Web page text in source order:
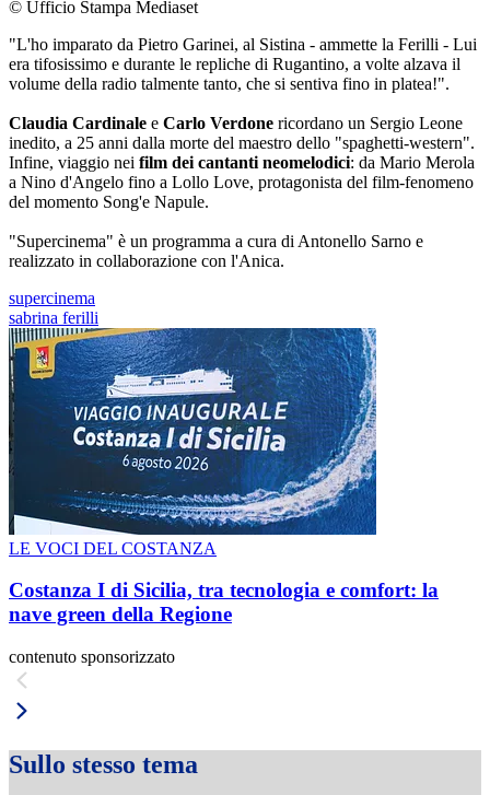
© Ufficio Stampa Mediaset
"L'ho imparato da Pietro Garinei, al Sistina - ammette la Ferilli - Lui
era tifosissimo e durante le repliche di Rugantino, a volte alzava il
volume della radio talmente tanto, che si sentiva fino in platea!".
Claudia Cardinale e Carlo Verdone ricordano un Sergio Leone
inedito, a 25 anni dalla morte del maestro dello "spaghetti-western".
Infine, viaggio nei film dei cantanti neomelodici: da Mario Merola
a Nino d'Angelo fino a Lollo Love, protagonista del film-fenomeno
del momento Song'e Napule.
"Supercinema" è un programma a cura di Antonello Sarno e
realizzato in collaborazione con l'Anica.
supercinema
sabrina ferilli
LE VOCI DEL COSTANZA
Costanza I di Sicilia, tra tecnologia e comfort: la
nave green della Regione
contenuto sponsorizzato
Sullo stesso tema